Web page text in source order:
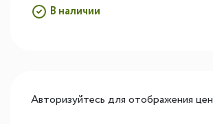
В наличии
Авторизуйтесь для отображения цен